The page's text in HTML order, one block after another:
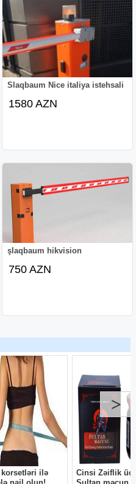
Slaqbaum Nice italiya istehsali
1580 AZN
şlaqbaum hikvision
750 AZN